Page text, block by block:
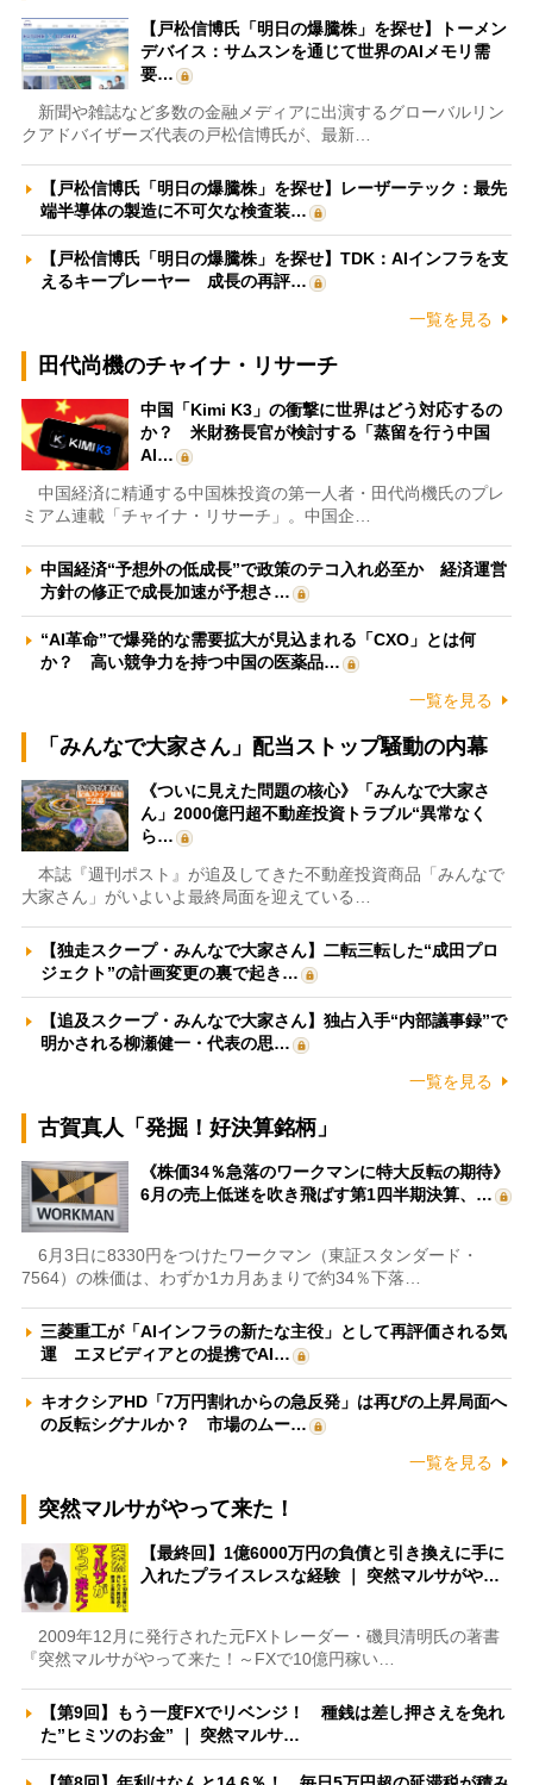
【戸松信博氏「明日の爆騰株」を探せ】トーメン
デバイス：サムスンを通じて世界のAIメモリ需
要…
新聞や雑誌など多数の金融メディアに出演するグローバルリン
クアドバイザーズ代表の戸松信博氏が、最新…
【戸松信博氏「明日の爆騰株」を探せ】レーザーテック：最先
端半導体の製造に不可欠な検査装…
【戸松信博氏「明日の爆騰株」を探せ】TDK：AIインフラを支
えるキープレーヤー 成長の再評…
一覧を見る
田代尚機のチャイナ・リサーチ
中国「Kimi K3」の衝撃に世界はどう対応するの
か？ 米財務長官が検討する「蒸留を行う中国
AI…
中国経済に精通する中国株投資の第一人者・田代尚機氏のプレ
ミアム連載「チャイナ・リサーチ」。中国企…
中国経済“予想外の低成長”で政策のテコ入れ必至か 経済運営
方針の修正で成長加速が予想さ…
“AI革命”で爆発的な需要拡大が見込まれる「CXO」とは何
か？ 高い競争力を持つ中国の医薬品…
一覧を見る
「みんなで大家さん」配当ストップ騒動の内幕
《ついに見えた問題の核心》「みんなで大家さ
ん」2000億円超不動産投資トラブル“異常なく
ら…
本誌『週刊ポスト』が追及してきた不動産投資商品「みんなで
大家さん」がいよいよ最終局面を迎えている…
【独走スクープ・みんなで大家さん】二転三転した“成田プロ
ジェクト”の計画変更の裏で起き…
【追及スクープ・みんなで大家さん】独占入手“内部議事録”で
明かされる柳瀬健一・代表の思…
一覧を見る
古賀真人「発掘！好決算銘柄」
《株価34％急落のワークマンに特大反転の期待》
6月の売上低迷を吹き飛ばす第1四半期決算、…
6月3日に8330円をつけたワークマン（東証スタンダード・
7564）の株価は、わずか1カ月あまりで約34％下落…
三菱重工が「AIインフラの新たな主役」として再評価される気
運 エヌビディアとの提携でAI…
キオクシアHD「7万円割れからの急反発」は再びの上昇局面へ
の反転シグナルか？ 市場のムー…
一覧を見る
突然マルサがやって来た！
【最終回】1億6000万円の負債と引き換えに手に
入れたプライスレスな経験 ｜ 突然マルサがや…
2009年12月に発行された元FXトレーダー・磯貝清明氏の著書
『突然マルサがやって来た！～FXで10億円稼い…
【第9回】もう一度FXでリベンジ！ 種銭は差し押さえを免れ
た”ヒミツのお金” ｜ 突然マルサ…